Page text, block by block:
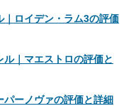
｜ロイデン・ラム3の評価
｜マエストロの評価と
ーノヴァの評価と詳細